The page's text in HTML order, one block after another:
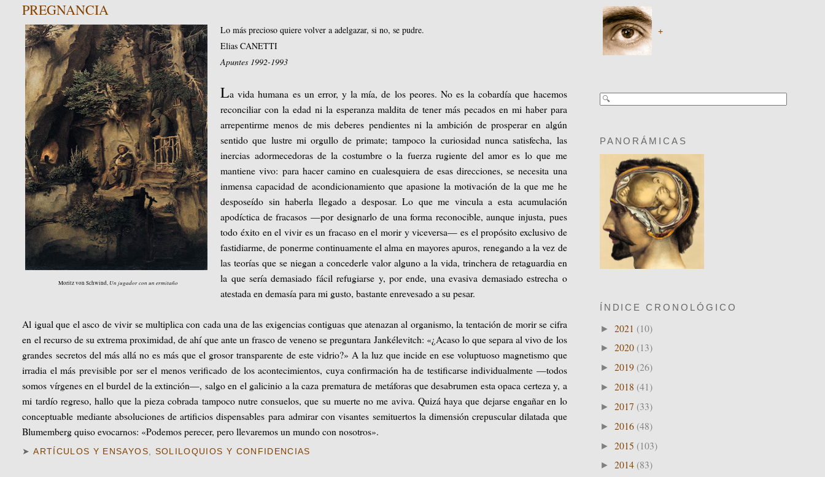
PREGNANCIA
Moritz von Schwind, Un jugador con un ermitaño
Lo más precioso quiere volver a adelgazar, si no, se pudre.
Elias CANETTI
Apuntes 1992-1993
La vida humana es un error, y la mía, de los peores. No es la cobardía que hacemos
reconciliar con la edad ni la esperanza maldita de tener más pecados en mi haber para
arrepentirme menos de mis deberes pendientes ni la ambición de prosperar en algún
sentido que lustre mi orgullo de primate; tampoco la curiosidad nunca satisfecha, las
inercias adormecedoras de la costumbre o la fuerza rugiente del amor es lo que me
mantiene vivo: para hacer camino en cualesquiera de esas direcciones, se necesita una
inmensa capacidad de acondicionamiento que apasione la motivación de la que me he
desposeído sin haberla llegado a desposar. Lo que me vincula a esta acumulación
apodíctica de fracasos —por designarlo de una forma reconocible, aunque injusta, pues
todo éxito en el vivir es un fracaso en el morir y viceversa— es el propósito exclusivo de
fastidiarme, de ponerme continuamente el alma en mayores apuros, renegando a la vez de
las teorías que se niegan a concederle valor alguno a la vida, trinchera de retaguardia en
la que sería demasiado fácil refugiarse y, por ende, una evasiva demasiado estrecha o
atestada en demasía para mi gusto, bastante enrevesado a su pesar.
Al igual que el asco de vivir se multiplica con cada una de las exigencias contiguas que atenazan al organismo, la tentación de morir se cifra
en el recurso de su extrema proximidad, de ahí que ante un frasco de veneno se preguntara Jankélevitch: «¿Acaso lo que separa al vivo de los
grandes secretos del más allá no es más que el grosor transparente de este vidrio?» A la luz que incide en ese voluptuoso magnetismo que
irradia el más previsible por ser el menos verificado de los acontecimientos, cuya confirmación ha de testificarse individualmente —todos
somos vírgenes en el burdel de la extinción—, salgo en el galicinio a la caza prematura de metáforas que desabrumen esta opaca certeza y, a
mi tardío regreso, hallo que la pieza cobrada tampoco nutre consuelos, que su muerte no me aviva. Quizá haya que dejarse engañar en lo
conceptuable mediante absoluciones de artificios dispensables para admirar con visantes semituertos la dimensión crepuscular dilatada que
Blumemberg quiso evocarnos: «Podemos perecer, pero llevaremos un mundo con nosotros».
➤ARTÍCULOS Y ENSAYOS, SOLILOQUIOS Y CONFIDENCIAS
+
PANORÁMICAS
ÍNDICE CRONOLÓGICO
► 2021 (10)
► 2020 (13)
► 2019 (26)
► 2018 (41)
► 2017 (33)
► 2016 (48)
► 2015 (103)
► 2014 (83)